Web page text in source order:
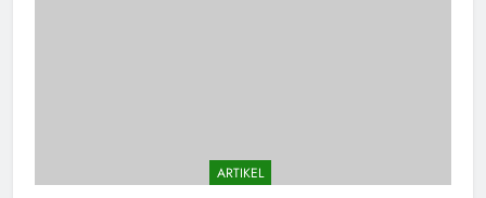
ARTIKEL